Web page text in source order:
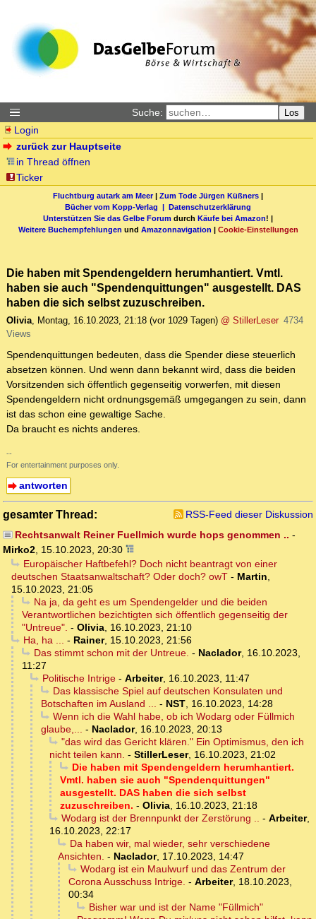
Suche: Los
Login
zurück zur Hauptseite
in Thread öffnen
Ticker
Fluchtburg autark am Meer| Zum Tode Jürgen Küßners |
Bücher vom Kopp-Verlag | Datenschutzerklärung
Unterstützen Sie das Gelbe Forum durch Käufe bei Amazon! |
Weitere Buchempfehlungen und Amazonnavigation | Cookie-Einstellungen
Die haben mit Spendengeldern herumhantiert. Vmtl.
haben sie auch "Spendenquittungen" ausgestellt. DAS
haben die sich selbst zuzuschreiben.
Olivia, Montag, 16.10.2023, 21:18 (vor 1029 Tagen) @ StillerLeser 4734
Views
Spendenquittungen bedeuten, dass die Spender diese steuerlich
absetzen können. Und wenn dann bekannt wird, dass die beiden
Vorsitzenden sich öffentlich gegenseitig vorwerfen, mit diesen
Spendengeldern nicht ordnungsgemäß umgegangen zu sein, dann
ist das schon eine gewaltige Sache.
Da braucht es nichts anderes.
--
For entertainment purposes only.
antworten
gesamter Thread:
RSS-Feed dieser Diskussion
Rechtsanwalt Reiner Fuellmich wurde hops genommen .. -
Mirko2, 15.10.2023, 20:30
Europäischer Haftbefehl? Doch nicht beantragt von einer
deutschen Staatsanwaltschaft? Oder doch? owT - Martin,
15.10.2023, 21:05
Na ja, da geht es um Spendengelder und die beiden
Verantwortlichen bezichtigten sich öffentlich gegenseitig der
"Untreue". - Olivia, 16.10.2023, 21:10
Ha, ha ... - Rainer, 15.10.2023, 21:56
Das stimmt schon mit der Untreue. - Naclador, 16.10.2023,
11:27
Politische Intrige- Arbeiter, 16.10.2023, 11:47
Das klassische Spiel auf deutschen Konsulaten und
Botschaften im Ausland ... - NST, 16.10.2023, 14:28
Wenn ich die Wahl habe, ob ich Wodarg oder Füllmich
glaube,... - Naclador, 16.10.2023, 20:13
"das wird das Gericht klären." Ein Optimismus, den ich
nicht teilen kann. - StillerLeser, 16.10.2023, 21:02
Die haben mit Spendengeldern herumhantiert.
Vmtl. haben sie auch "Spendenquittungen"
ausgestellt. DAS haben die sich selbst
zuzuschreiben. - Olivia, 16.10.2023, 21:18
Wodarg ist der Brennpunkt der Zerstörung .. - Arbeiter,
16.10.2023, 22:17
Da haben wir, mal wieder, sehr verschiedene
Ansichten. - Naclador, 17.10.2023, 14:47
Wodarg ist ein Maulwurf und das Zentrum der
Corona Ausschuss Intrige. - Arbeiter, 18.10.2023,
00:34
Bisher war und ist der Name "Füllmich"